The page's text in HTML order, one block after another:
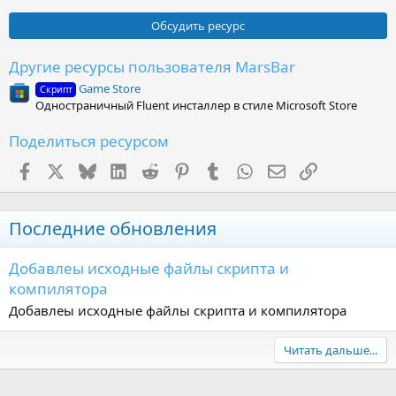
0
з
ё
з
д
Обсудить ресурс
Другие ресурсы пользователя MarsBar
Скрипт Game Store
Одностраничный Fluent инсталлер в стиле Microsoft Store
Поделиться ресурсом
FacebookX (Twitter)
BlueskyLinkedInReddit PinterestTumblr WhatsApp
Электронная
Ссылка
Последние обновления
Добавлеы исходные файлы скрипта и
компилятора
Добавлеы исходные файлы скрипта и компилятора
Читать дальше...